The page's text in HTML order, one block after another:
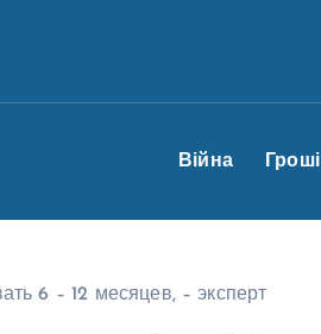
Війна Гроші
6 – 12 месяцев, – эксперт